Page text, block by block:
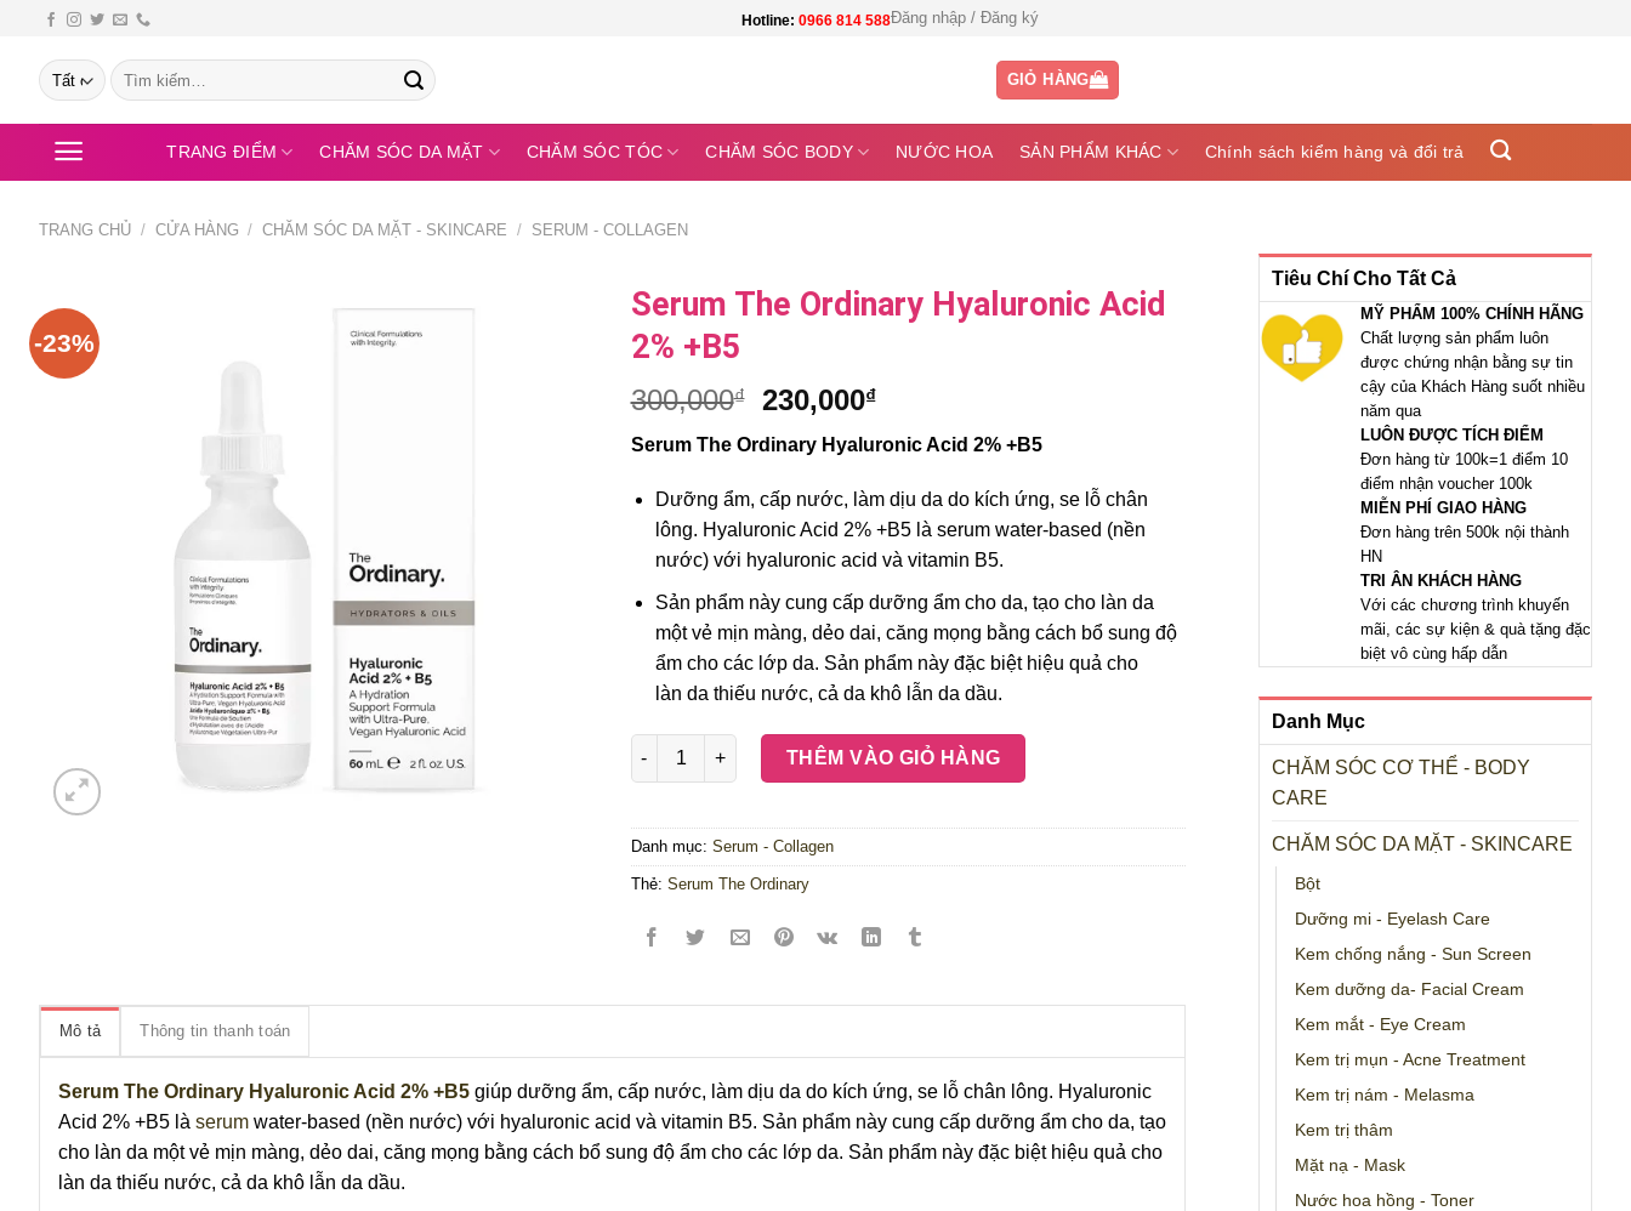
Hotline: 0966 814 588Đăng nhập / Đăng ký
Tìm
kiếm:
GIỎ HÀNG
TRANG ĐIỂM CHĂM SÓC DA MẶT CHĂM SÓC TÓC CHĂM SÓC BODY NƯỚC HOA SẢN PHẨM KHÁC Chính sách kiểm hàng và đổi trả
TRANG CHỦ / CỬA HÀNG / CHĂM SÓC DA MẶT - SKINCARE / SERUM - COLLAGEN
Tiêu Chí Cho Tất Cả
MỸ PHẨM 100% CHÍNH HÃNG
Chất lượng sản phẩm luôn
được chứng nhận bằng sự tin
cậy của Khách Hàng suốt nhiều
năm qua
LUÔN ĐƯỢC TÍCH ĐIỂM
Đơn hàng từ 100k=1 điểm 10
điểm nhận voucher 100k
MIỄN PHÍ GIAO HÀNG
Đơn hàng trên 500k nội thành
HN
TRI ÂN KHÁCH HÀNG
Với các chương trình khuyến
mãi, các sự kiện & quà tặng đặc
biệt vô cùng hấp dẫn
Danh Mục
CHĂM SÓC CƠ THỂ - BODY
CARE
CHĂM SÓC DA MẶT - SKINCARE
Bột
Dưỡng mi - Eyelash Care
Kem chống nắng - Sun Screen
Kem dưỡng da- Facial Cream
Kem mắt - Eye Cream
Kem trị mụn - Acne Treatment
Kem trị nám - Melasma
Kem trị thâm
Mặt nạ - Mask
Nước hoa hồng - Toner
-23%
Serum The Ordinary Hyaluronic Acid
2% +B5
300,000₫
Giá
là:
300,000₫.
230,000₫Giá
tại
là:
230,000₫.
Serum The Ordinary Hyaluronic Acid 2% +B5
Dưỡng ẩm, cấp nước, làm dịu da do kích ứng, se lỗ chân
lông. Hyaluronic Acid 2% +B5 là serum water-based (nền
nước) với hyaluronic acid và vitamin B5.
Sản phẩm này cung cấp dưỡng ẩm cho da, tạo cho làn da
một vẻ mịn màng, dẻo dai, căng mọng bằng cách bổ sung độ
ẩm cho các lớp da. Sản phẩm này đặc biệt hiệu quả cho
làn da thiếu nước, cả da khô lẫn da dầu.
Serum The Ordinary Hyaluronic Acid 2% +B5 số lượng
THÊM VÀO GIỎ HÀNG
Danh mục: Serum - Collagen
Thẻ: Serum The Ordinary
Mô tả Thông tin thanh toán
Serum The Ordinary Hyaluronic Acid 2% +B5 giúp dưỡng ẩm, cấp nước, làm dịu da do kích ứng, se lỗ chân lông. Hyaluronic
Acid 2% +B5 là serum water-based (nền nước) với hyaluronic acid và vitamin B5. Sản phẩm này cung cấp dưỡng ẩm cho da, tạo
cho làn da một vẻ mịn màng, dẻo dai, căng mọng bằng cách bổ sung độ ẩm cho các lớp da. Sản phẩm này đặc biệt hiệu quả cho
làn da thiếu nước, cả da khô lẫn da dầu.